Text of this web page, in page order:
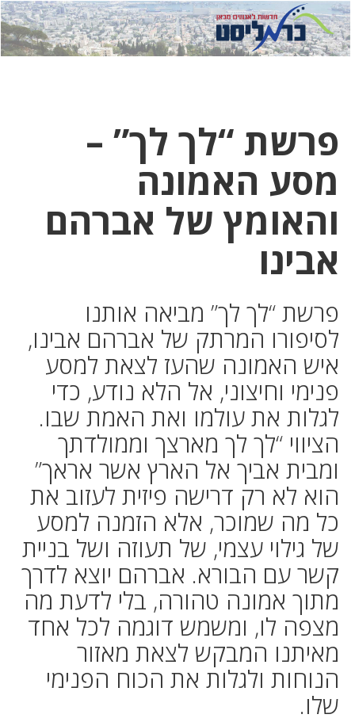
לחץ
כאן
לחץ
כדי
פרשת “לך לך” –
מסע האמונה
והאומץ של אברהם
אבינו
פרשת “לך לך” מביאה אותנו
לסיפורו המרתק של אברהם אבינו,
איש האמונה שהעז לצאת למסע
פנימי וחיצוני, אל הלא נודע, כדי
לגלות את עולמו ואת האמת שבו.
הציווי “לך לך מארצך וממולדתך
ומבית אביך אל הארץ אשר אראך”
הוא לא רק דרישה פיזית לעזוב את
כל מה שמוכר, אלא הזמנה למסע
של גילוי עצמי, של תעוזה ושל בניית
קשר עם הבורא. אברהם יוצא לדרך
מתוך אמונה טהורה, בלי לדעת מה
מצפה לו, ומשמש דוגמה לכל אחד
מאיתנו המבקש לצאת מאזור
הנוחות ולגלות את הכוח הפנימי
שלו.